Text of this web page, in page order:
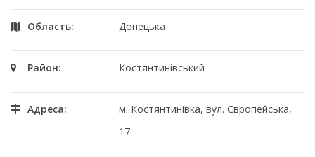
Область: Донецька
Район: Костянтинівський
Адреса:
м. Костянтинівка, вул. Європейська,
17